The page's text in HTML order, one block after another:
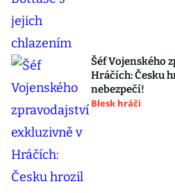
Šéf Vojenského
Hráčích: Česku
nebezpečí!
Blesk hráči